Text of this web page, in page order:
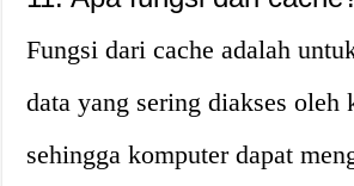
Fungsi dari cache adalah
data yang sering diakses oleh
sehingga komputer dapat